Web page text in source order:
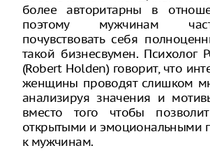
более авторитарны в
поэтому мужчинам
почувствовать себя
такой бизнесвумен. Психолог
(Robert Holden) говорит, что
женщины проводят слишком
анализируя значения и
вместо того чтобы
открытыми и эмоциональными
к мужчинам.